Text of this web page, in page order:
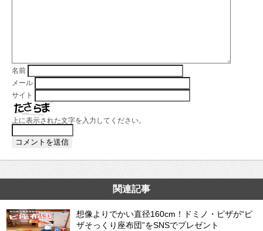
名前
メール
サイト
上に表示された文字を入力してください。
関連記事
想像よりでかい直径160cm！ドミノ・ピザが“ピ
ザそっくり座布団”をSNSでプレゼント